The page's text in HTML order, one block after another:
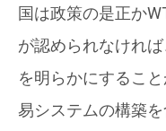
国は政策の是正か
が認められなけれ
を明らかにするこ
易システムの構築